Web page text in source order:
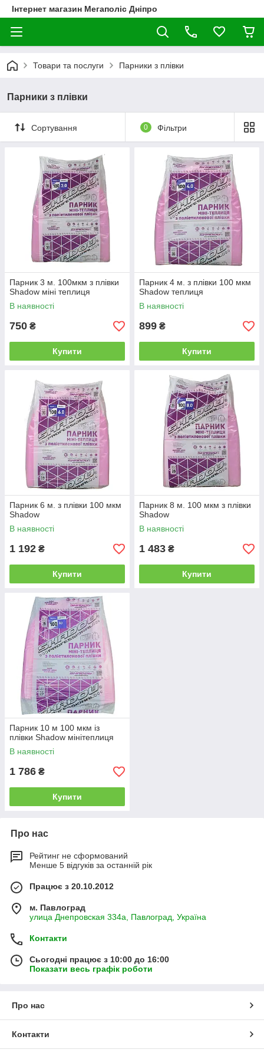
Інтернет магазин Мегаполіс Дніпро
Товари та послуги Парники з плівки
Парники з плівки
Сортування 0 Фільтри
Парник 3 м. 100мкм з плівки
Shadow міні теплиця
В наявності
750 ₴
Купити
Парник 4 м. з плівки 100 мкм
Shadow теплиця
В наявності
899 ₴
Купити
Парник 6 м. з плівки 100 мкм
Shadow
В наявності
1 192 ₴
Купити
Парник 8 м. 100 мкм з плівки
Shadow
В наявності
1 483 ₴
Купити
Парник 10 м 100 мкм із
плівки Shadow мінітеплиця
В наявності
1 786 ₴
Купити
Про нас
Рейтинг не сформований
Менше 5 відгуків за останній рік
Працює з 20.10.2012
м. Павлоград
улица Днепровская 334а, Павлоград, Україна
Контакти
Сьогодні працює з 10:00 до 16:00
Показати весь графік роботи
Про нас
Контакти